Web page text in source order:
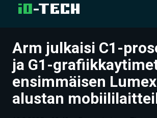
UUTISET
ARTIKKELIT
VIDEOT
Arm julkaisi C1-
ja G1-
ensimmäisen Lumex
alustan